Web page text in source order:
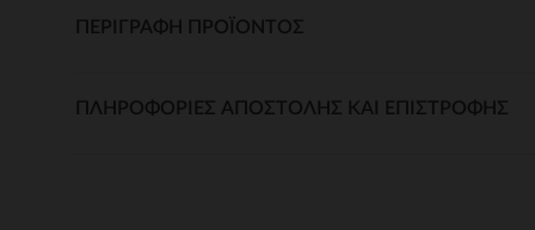
ΠΕΡΙΓΡΑΦΉ ΠΡΟΪΌΝΤΟΣ
ΠΛΗΡΟΦΟΡΊΕΣ ΑΠΟΣΤΟΛΉΣ ΚΑΙ ΕΠΙΣΤΡΟΦΉΣ